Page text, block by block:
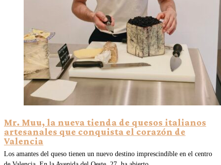
Mr. Muu, la nueva tienda de quesos italianos
artesanales que conquista el corazón de
Valencia
Los amantes del queso tienen un nuevo destino imprescindible en el centro